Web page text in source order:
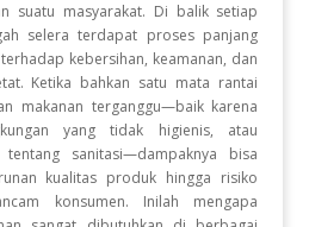
suatu masyarakat. Di balik setiap
selera terdapat proses panjang
kebersihan, keamanan, dan
Ketika bahkan satu mata rantai
makanan terganggu—baik karena
yang tidak higienis, atau
tentang sanitasi—dampaknya bisa
kualitas produk hingga risiko
konsumen. Inilah mengapa